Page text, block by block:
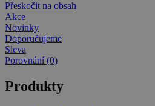
Přeskočit na obsah
Akce
Novinky
Doporučujeme
Sleva
Porovnání (0)
Produkty